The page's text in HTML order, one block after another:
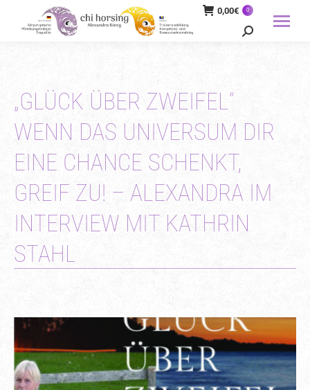
0,00€ 0
Search:
„GLÜCK ÜBER ZWEIFEL“
WENN DAS UNIVERSUM DIR
EINE CHANCE SCHENKT,
GREIF ZU! – ALEXANDRA IM
INTERVIEW MIT KATHRIN
STAHL